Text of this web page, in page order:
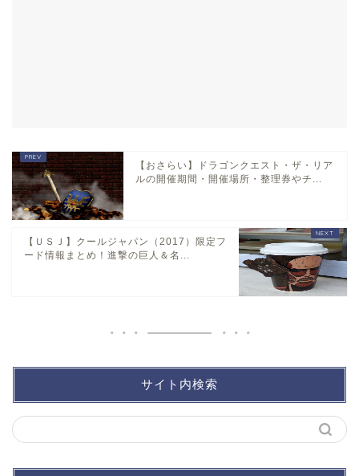
【おさらい】ドラゴンクエスト・ザ・リア
ルの開催期間・開催場所・整理券やチ...
【ＵＳＪ】クールジャパン（2017）限定フ
ード情報まとめ！進撃の巨人＆名...
サイト内検索